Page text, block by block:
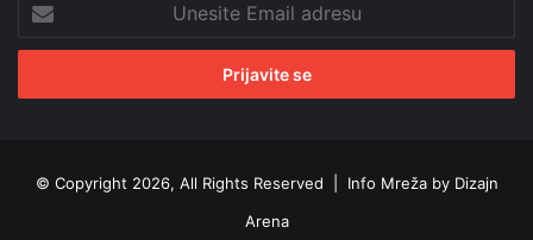
Email
adresu
© Copyright 2026, All Rights Reserved | Info Mreža by Dizajn
Arena